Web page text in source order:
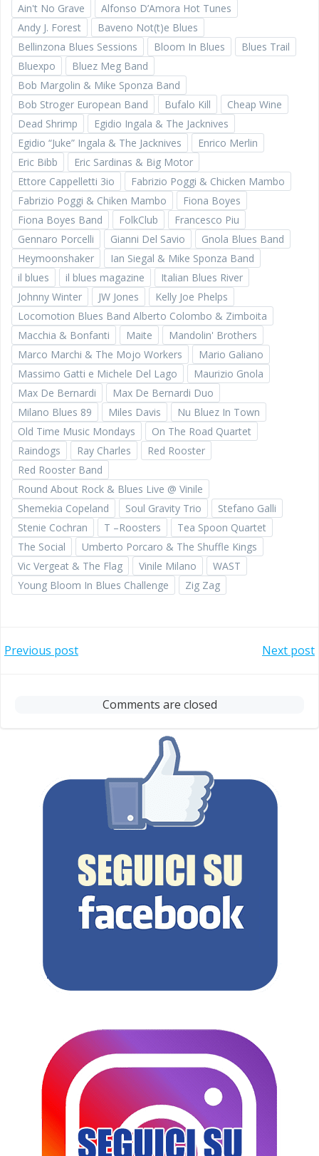
Ain't No Grave
Alfonso D’Amora Hot Tunes
Andy J. Forest
Baveno Not(t)e Blues
Bellinzona Blues Sessions
Bloom In Blues
Blues Trail
Bluexpo
Bluez Meg Band
Bob Margolin & Mike Sponza Band
Bob Stroger European Band
Bufalo Kill
Cheap Wine
Dead Shrimp
Egidio Ingala & The Jacknives
Egidio “Juke” Ingala & The Jacknives
Enrico Merlin
Eric Bibb
Eric Sardinas & Big Motor
Ettore Cappelletti 3io
Fabrizio Poggi & Chicken Mambo
Fabrizio Poggi & Chiken Mambo
Fiona Boyes
Fiona Boyes Band
FolkClub
Francesco Piu
Gennaro Porcelli
Gianni Del Savio
Gnola Blues Band
Heymoonshaker
Ian Siegal & Mike Sponza Band
il blues
il blues magazine
Italian Blues River
Johnny Winter
JW Jones
Kelly Joe Phelps
Locomotion Blues Band Alberto Colombo & Zimboita
Macchia & Bonfanti
Maite
Mandolin' Brothers
Marco Marchi & The Mojo Workers
Mario Galiano
Massimo Gatti e Michele Del Lago
Maurizio Gnola
Max De Bernardi
Max De Bernardi Duo
Milano Blues 89
Miles Davis
Nu Bluez In Town
Old Time Music Mondays
On The Road Quartet
Raindogs
Ray Charles
Red Rooster
Red Rooster Band
Round About Rock & Blues Live @ Vinile
Shemekia Copeland
Soul Gravity Trio
Stefano Galli
Stenie Cochran
T –Roosters
Tea Spoon Quartet
The Social
Umberto Porcaro & The Shuffle Kings
Vic Vergeat & The Flag
Vinile Milano
WAST
Young Bloom In Blues Challenge
Zig Zag
Post
navigation
Previous post
navigation
Next post
Comments are closed